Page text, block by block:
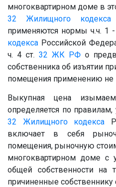
многоквартирном доме в
32
Жилищного кодекса
применяются нормы ч.ч. 1
кодекса Российской
ч. 4 ст. 32 ЖК РФ о
собственника об изъятии
помещения применению не
Выкупная цена
определяется по
32
Жилищного кодекса
включает в себя
помещения, рыночную
многоквартирном доме с
общей собственности на
причиненные собственнику